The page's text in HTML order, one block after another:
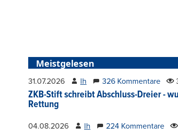
Meistgelesen
31.07.2026 lh 326 Kommentare
ZKB-Stift schreibt Abschluss-Dreier -
Rettung
04.08.2026 lh 224 Kommentare